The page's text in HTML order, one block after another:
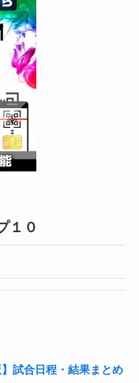
１０
試合日程・結果まとめ